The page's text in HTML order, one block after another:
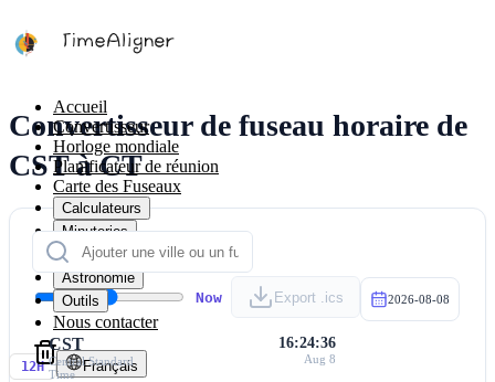
Accueil
Convertisseur
Horloge mondiale
Planificateur de réunion
Carte des Fuseaux
Calculateurs
Minuteries
Calendrier
Astronomie
Outils
Nous contacter
12H Français
Convertisseur de fuseau horaire de
CST à CT
Now Export .ics 2026-08-08
CST
Central Standard
Time
16:24:36
Aug 8